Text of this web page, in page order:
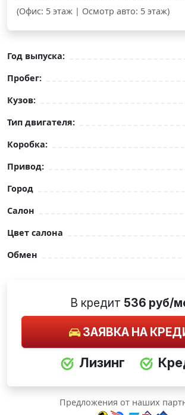
(Офис: 5 этаж | Осмотр авто: 5 этаж)
Год выпуска:
Пробег:
Кузов:
Тип двигателя:
Коробка:
Привод:
Город
Салон
Цвет салона
Обмен
В кредит 536 руб/
ЗАЯВКА НА
Лизинг
Предложения от наших